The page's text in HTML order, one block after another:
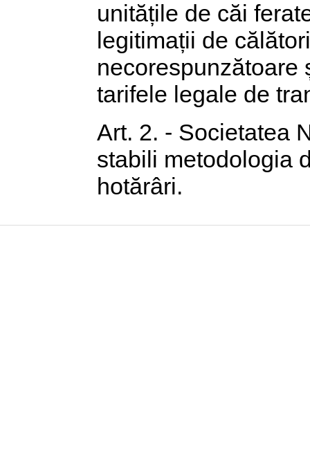
unitățile de căi
legitimații de
necorespunzătoare
tarifele legale de
Art. 2. - Societatea
stabili metodologia
hotărâri.